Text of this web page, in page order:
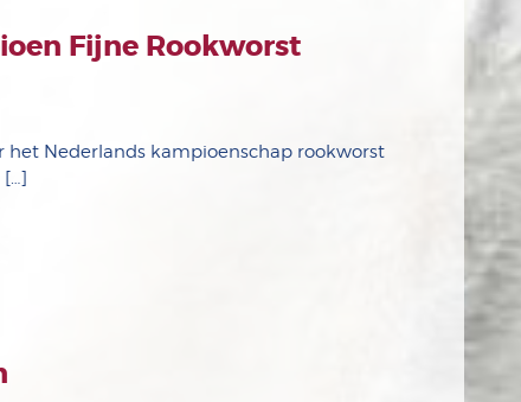
Fijne Rookworst
het Nederlands kampioenschap rookworst
[…]